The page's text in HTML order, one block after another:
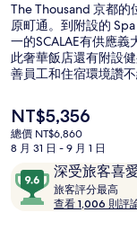
The Thousand 京都的
原町通。到附設的
一的SCALAE有供應義
此奢華飯店還有附設
善員工和住宿環境讚
目
前
的
格
是
NT$5,356
NT$5,356
總價 NT$6,860
8 月 31 日 - 9 月 1 日
評
論
深受旅客喜
9.6
分，
滿
旅客評分最高
客
查看 1,006 則評